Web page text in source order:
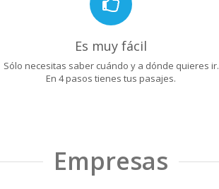
Es muy fácil
Sólo necesitas saber cuándo y a dónde quieres ir.
En 4 pasos tienes tus pasajes.
Empresas